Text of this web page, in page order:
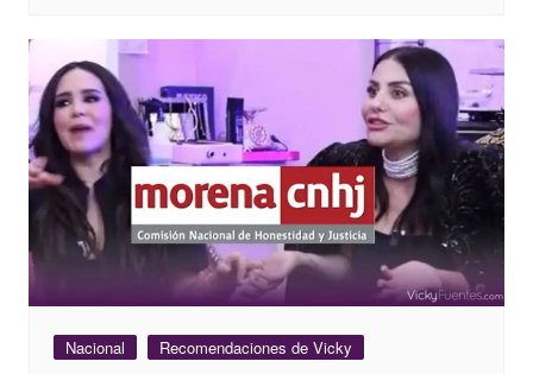
Nacional Recomendaciones de Vicky